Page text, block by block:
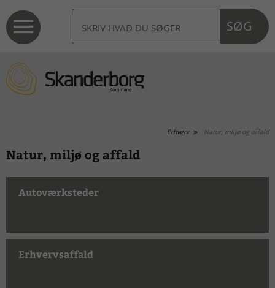
SØG
Erhverv Natur, miljø og affald
Natur, miljø og affald
Autoværksteder
Erhvervsaffald